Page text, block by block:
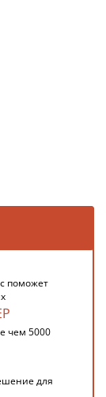
поможет
чем 5000
для